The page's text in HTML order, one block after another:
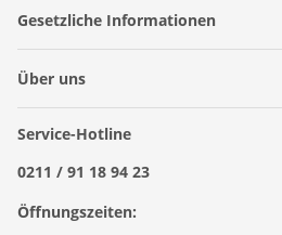
Gesetzliche Informationen
Über uns
Service-Hotline
0211 / 91 18 94 23
Öffnungszeiten: